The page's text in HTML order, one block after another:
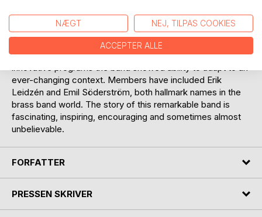
through music and example. Up to 11 months of the year
was spent travelling, often with five engagements every
day and the band campaigned in Denmark, Sweden,
Finland, Estonia, Latvia, Germany and England. Through
innovative programs the band showed ability to adapt to an
ever-changing context. Members have included Erik
Leidzén and Emil Söderström, both hallmark names in the
brass band world. The story of this remarkable band is
fascinating, inspiring, encouraging and sometimes almost
unbelievable.
FORFATTER
PRESSEN SKRIVER
NÆGT NEJ, TILPAS COOKIES
ACCEPTER ALLE